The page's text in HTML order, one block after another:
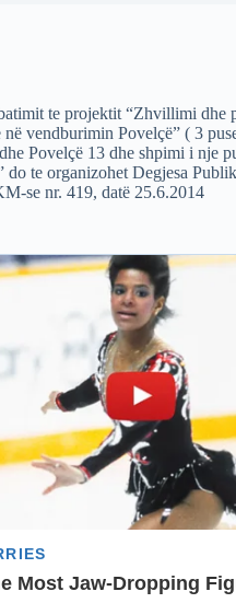
te projektit “Zhvillimi dhe
vendburimin Povelçë” ( 3
Povelçë 13 dhe shpimi i nje
do te organizohet Degjesa
se nr. 419, datë 25.6.2014